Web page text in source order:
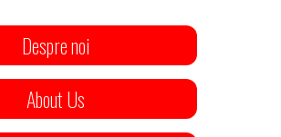
Despre noi
About Us